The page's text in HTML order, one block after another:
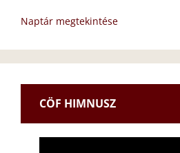
Naptár megtekintése
CÖF HIMNUSZ